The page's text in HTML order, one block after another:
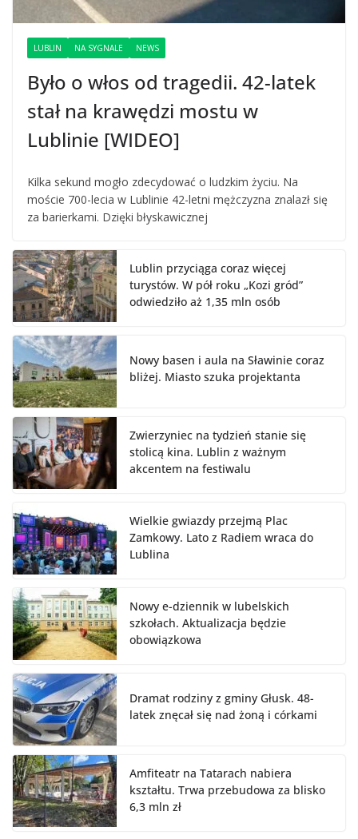
LUBLIN NA SYGNALE NEWS
Było o włos od tragedii. 42-latek
stał na krawędzi mostu w
Lublinie [WIDEO]
Kilka sekund mogło zdecydować o ludzkim życiu. Na
moście 700-lecia w Lublinie 42-letni mężczyzna znalazł się
za barierkami. Dzięki błyskawicznej
Lublin przyciąga coraz więcej
turystów. W pół roku „Kozi gród”
odwiedziło aż 1,35 mln osób
Nowy basen i aula na Sławinie coraz
bliżej. Miasto szuka projektanta
Zwierzyniec na tydzień stanie się
stolicą kina. Lublin z ważnym
akcentem na festiwalu
Wielkie gwiazdy przejmą Plac
Zamkowy. Lato z Radiem wraca do
Lublina
Nowy e-dziennik w lubelskich
szkołach. Aktualizacja będzie
obowiązkowa
Dramat rodziny z gminy Głusk. 48-
latek znęcał się nad żoną i córkami
Amfiteatr na Tatarach nabiera
kształtu. Trwa przebudowa za blisko
6,3 mln zł